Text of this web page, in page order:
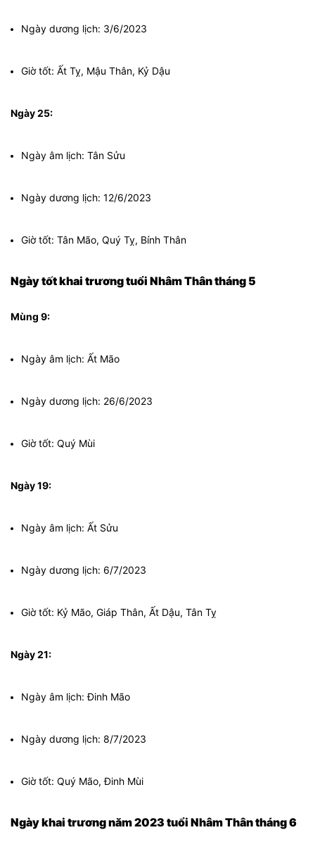
Ngày dương lịch: 3/6/2023
Giờ tốt: Ất Tỵ, Mậu Thân, Kỷ Dậu
Ngày 25:
Ngày âm lịch: Tân Sửu
Ngày dương lịch: 12/6/2023
Giờ tốt: Tân Mão, Quý Tỵ, Bính Thân
Ngày tốt khai trương tuổi Nhâm Thân tháng 5
Mùng 9:
Ngày âm lịch: Ất Mão
Ngày dương lịch: 26/6/2023
Giờ tốt: Quý Mùi
Ngày 19:
Ngày âm lịch: Ất Sửu
Ngày dương lịch: 6/7/2023
Giờ tốt: Kỷ Mão, Giáp Thân, Ất Dậu, Tân Tỵ
Ngày 21:
Ngày âm lịch: Đinh Mão
Ngày dương lịch: 8/7/2023
Giờ tốt: Quý Mão, Đinh Mùi
Ngày khai trương năm 2023 tuổi Nhâm Thân tháng 6